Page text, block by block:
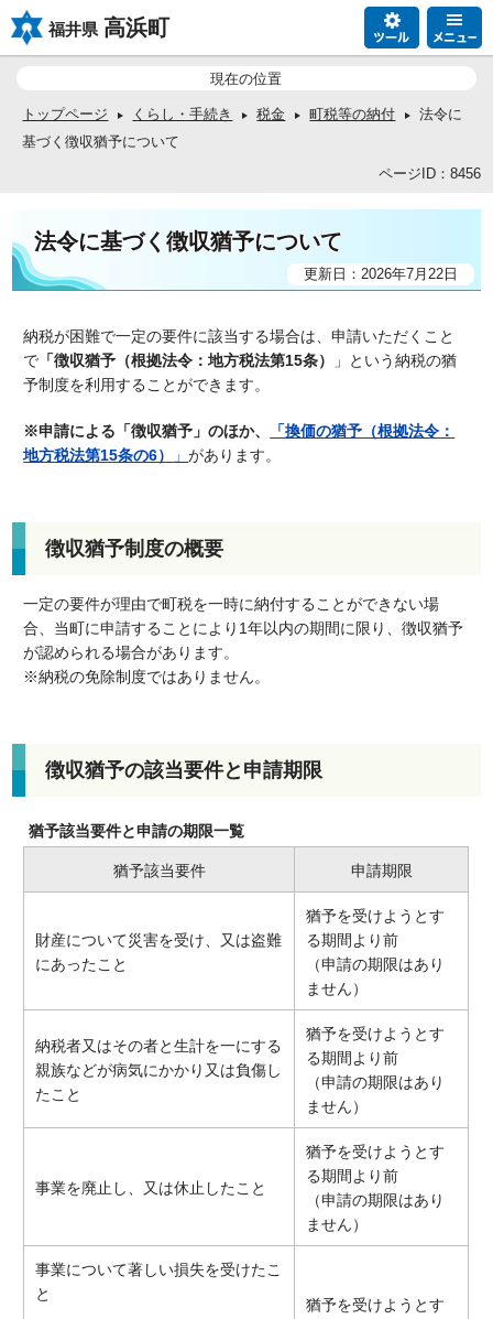
福井県 高浜町
現在の位置
トップページ くらし・手続き 税金 町税等の納付
法令に
基づく徴収猶予について
ページID：8456
法令に基づく徴収猶予について
更新日：2026年7月22日
納税が困難で一定の要件に該当する場合は、申請いただくこと
で 「徴収猶予（根拠法令：地方税法第15条）
」という納税の猶
予制度を利用することができます。
※申請による「徴収猶予 」のほか、 「換価の猶予（根拠法令：
地方税法第15条の6）
」があります。
徴収猶予制度の概要
一定の要件が理由で町税を一時に納付することができない場
合、当町に申請することにより1年以内の期間に限り、徴収猶予
が認められる場合があります。
※納税の免除制度ではありません。
徴収猶予の該当要件と申請期限
猶予該当要件と申請の期限一覧
猶予該当要件 申請期限
財産について災害を受け、又は盗難
にあったこと
猶予を受けようとす
る期間より前
（申請の期限はあり
ません）
納税者又はその者と生計を一にする
親族などが病気にかかり又は負傷し
たこと
猶予を受けようとす
る期間より前
（申請の期限はあり
ません）
事業を廃止し、又は休止したこと
猶予を受けようとす
る期間より前
（申請の期限はあり
ません）
事業について著しい損失を受けたこ
と
猶予を受けようとす